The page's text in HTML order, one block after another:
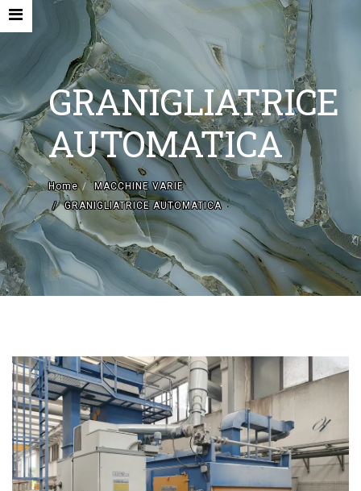
HOME
AZIENDA
MACCHINE NUOVE E ACCESSORI
MACCHINE USATE
CONTATTI
IT
CATEGORIE
GRANIGLIATRICE
AUTOMATICA
Home
MACCHINE VARIE
GRANIGLIATRICE AUTOMATICA